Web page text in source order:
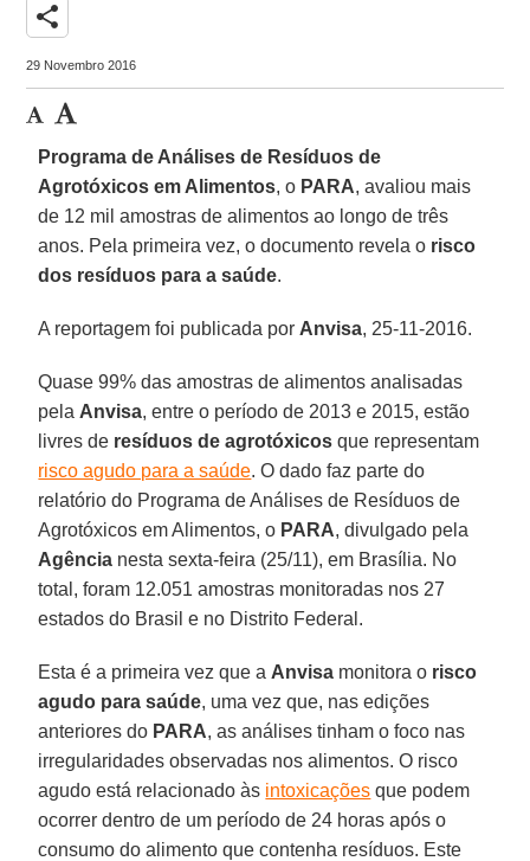
share
29 Novembro 2016
Programa de Análises de Resíduos de
Agrotóxicos em Alimentos, o PARA, avaliou mais
de 12 mil amostras de alimentos ao longo de três
anos. Pela primeira vez, o documento revela o risco
dos resíduos para a saúde.
A reportagem foi publicada por Anvisa, 25-11-2016.
Quase 99% das amostras de alimentos analisadas
pela Anvisa, entre o período de 2013 e 2015, estão
livres de resíduos de agrotóxicos que representam
risco agudo para a saúde. O dado faz parte do
relatório do Programa de Análises de Resíduos de
Agrotóxicos em Alimentos, o PARA, divulgado pela
Agência nesta sexta-feira (25/11), em Brasília. No
total, foram 12.051 amostras monitoradas nos 27
estados do Brasil e no Distrito Federal.
Esta é a primeira vez que a Anvisa monitora o risco
agudo para saúde, uma vez que, nas edições
anteriores do PARA, as análises tinham o foco nas
irregularidades observadas nos alimentos. O risco
agudo está relacionado às intoxicações que podem
ocorrer dentro de um período de 24 horas após o
consumo do alimento que contenha resíduos. Este